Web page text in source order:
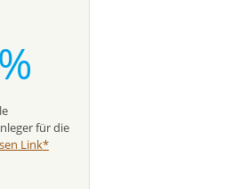
für die
Link*